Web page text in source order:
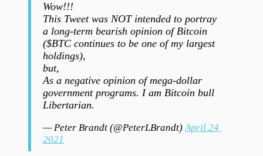
Wow!!!
This Tweet was NOT intended to portray
a long-term bearish opinion of Bitcoin
($BTC continues to be one of my largest
holdings),
but,
As a negative opinion of mega-dollar
government programs. I am Bitcoin bull
Libertarian.
— Peter Brandt (@PeterLBrandt)April 24,
2021